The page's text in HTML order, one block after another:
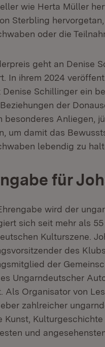
wie Herta Müller
Sterbling
oder die
geht an Denise
In ihrem 2024
Denise Schillinger ein
der
besonderes Anliegen,
um damit das
lebendig zu
für
wird der
sich seit mehr als
Kulturszene.
des
der
Ungarndeutscher
Als Organisator von
zahlreicher
Kunst,
und